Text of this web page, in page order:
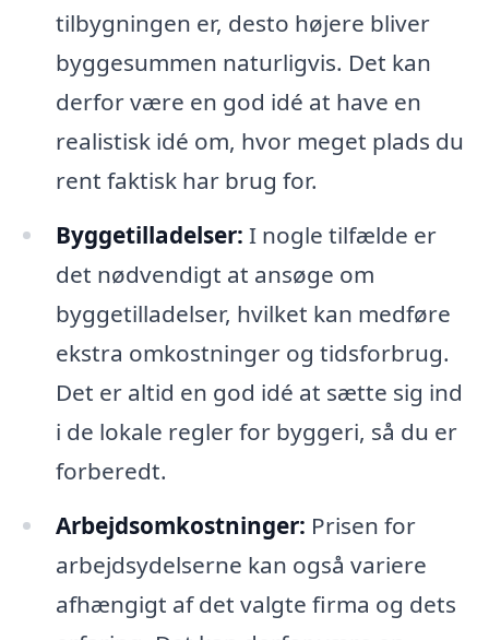
tilbygningen er, desto højere bliver
byggesummen naturligvis. Det kan
derfor være en god idé at have en
realistisk idé om, hvor meget plads du
rent faktisk har brug for.
Byggetilladelser: I nogle tilfælde er
det nødvendigt at ansøge om
byggetilladelser, hvilket kan medføre
ekstra omkostninger og tidsforbrug.
Det er altid en god idé at sætte sig ind
i de lokale regler for byggeri, så du er
forberedt.
Arbejdsomkostninger: Prisen for
arbejdsydelserne kan også variere
afhængigt af det valgte firma og dets